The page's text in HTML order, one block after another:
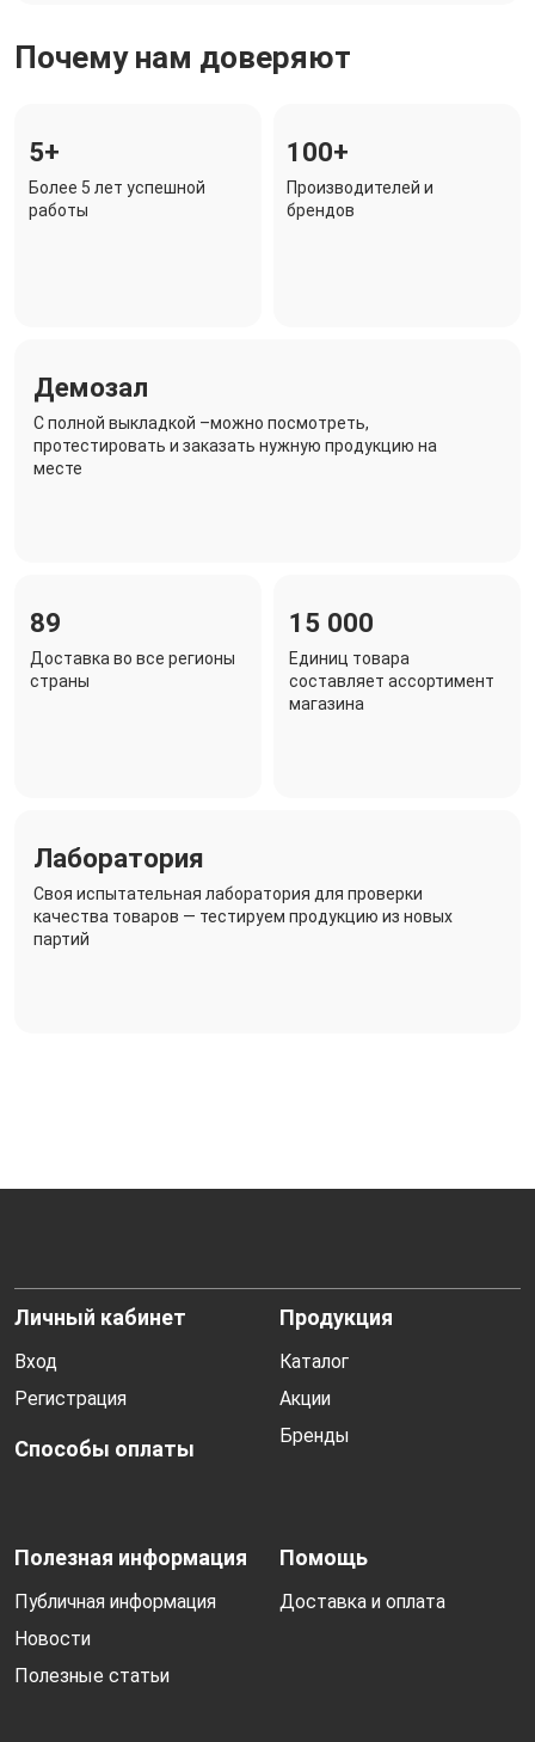
Почему нам доверяют
5+
Более 5 лет успешной
работы
100+
Производителей и
брендов
Демозал
C полной выкладкой –можно посмотреть,
протестировать и заказать нужную продукцию на
месте
89
Доставка во все регионы
страны
15 000
Единиц товара
составляет ассортимент
магазина
Лаборатория
Своя испытательная лаборатория для проверки
качества товаров — тестируем продукцию из новых
партий
Личный кабинет
Вход
Регистрация
Способы оплаты
Продукция
Каталог
Акции
Бренды
Полезная информация
Публичная информация
Новости
Полезные статьи
Помощь
Доставка и оплата